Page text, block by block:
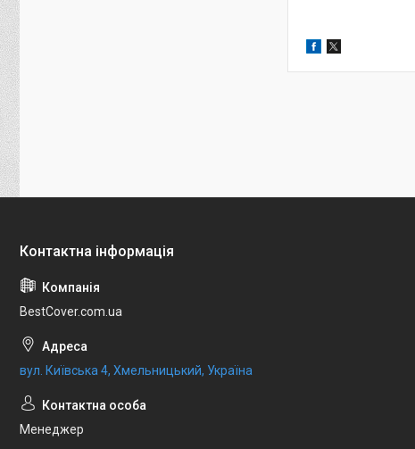
BestCover.com.ua
вул. Київська 4, Хмельницький, Україна
Менеджер